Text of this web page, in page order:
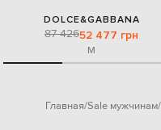
DOLCE&GABBANA
87 42652 477 грн
M
Главная Sale мужчинам